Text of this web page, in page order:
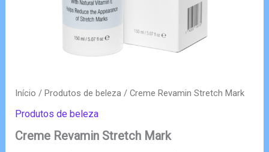
Início / Produtos de beleza/ Creme Revamin Stretch Mark
Produtos de beleza
Creme Revamin Stretch Mark